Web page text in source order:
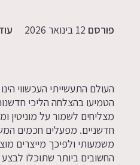
פורסם
העולם התעשייתי העכשווי
הטמיעו בהצלחה הליכי
מצליחים לשמור על מוניטין
חדשניים. מפעלים חכמים
משמעותי ולפיכך מייצרים
החשובים ביותר שתוכלו